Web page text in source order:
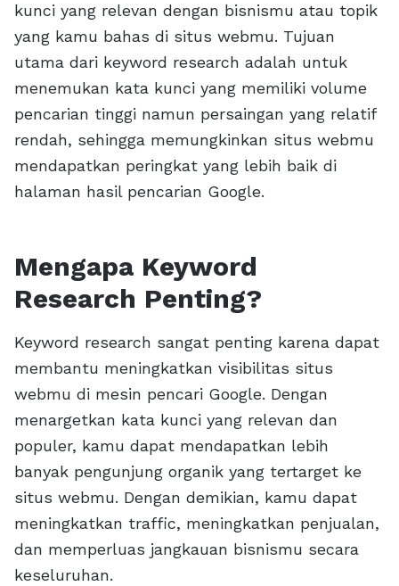
kunci yang relevan dengan bisnismu atau topik
yang kamu bahas di situs webmu. Tujuan
utama dari keyword research adalah untuk
menemukan kata kunci yang memiliki volume
pencarian tinggi namun persaingan yang relatif
rendah, sehingga memungkinkan situs webmu
mendapatkan peringkat yang lebih baik di
halaman hasil pencarian Google.
Mengapa Keyword
Research Penting?
Keyword research sangat penting karena dapat
membantu meningkatkan visibilitas situs
webmu di mesin pencari Google. Dengan
menargetkan kata kunci yang relevan dan
populer, kamu dapat mendapatkan lebih
banyak pengunjung organik yang tertarget ke
situs webmu. Dengan demikian, kamu dapat
meningkatkan traffic, meningkatkan penjualan,
dan memperluas jangkauan bisnismu secara
keseluruhan.